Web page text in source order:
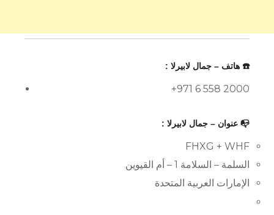
☎️ هاتف – جمال لابيرلا :
+971 6 558 2000
📭 عنوان – جمال لابيرلا :
FHXG + WHF
السلمة – السلامة 1 – أم القيوين
الإمارات العربية المتحدة